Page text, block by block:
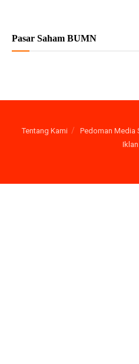
Pasar Saham BUMN
Tentang Kami Pedoman Media
Iklan